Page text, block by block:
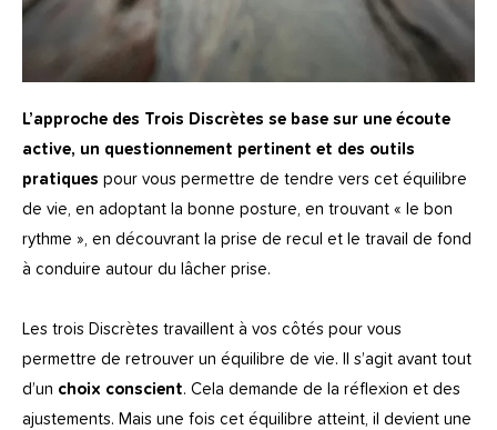
L’approche des Trois Discrètes se base sur une écoute
active, un questionnement pertinent et des outils
pratiques pour vous permettre de tendre vers cet équilibre
de vie, en adoptant la bonne posture, en trouvant « le bon
rythme », en découvrant la prise de recul et le travail de fond
à conduire autour du lâcher prise.
Les trois Discrètes travaillent à vos côtés pour vous
permettre de retrouver un équilibre de vie. Il s’agit avant tout
d’un choix conscient. Cela demande de la réflexion et des
ajustements. Mais une fois cet équilibre atteint, il devient une